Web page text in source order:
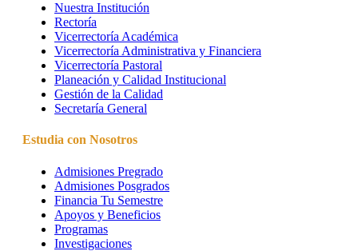
Nuestra Institución
Rectoría
Vicerrectoría Académica
Vicerrectoría Administrativa y Financiera
Vicerrectoría Pastoral
Planeación y Calidad Institucional
Gestión de la Calidad
Secretaría General
Estudia con Nosotros
Admisiones Pregrado
Admisiones Posgrados
Financia Tu Semestre
Apoyos y Beneficios
Programas
Investigaciones